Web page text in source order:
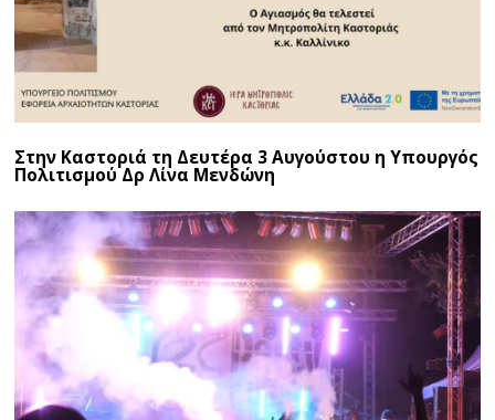
Στην Καστοριά τη Δευτέρα 3 Αυγούστου η Υπουργός
Πολιτισμού Δρ Λίνα Μενδώνη